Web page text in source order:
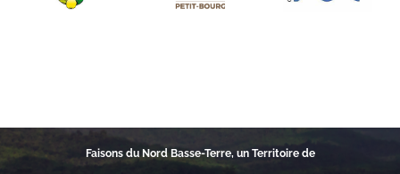
Faisons du Nord Basse-Terre, un Territoire de